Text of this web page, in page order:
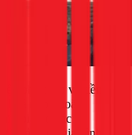
phức tạp và tiềm
năng hoặc
gọi cho các